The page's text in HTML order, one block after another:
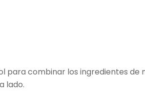
para combinar los ingredientes de
lado.